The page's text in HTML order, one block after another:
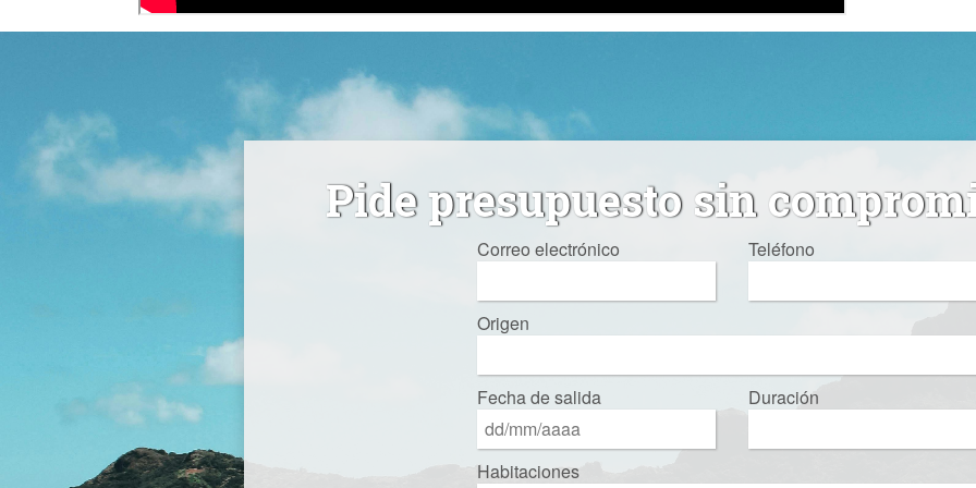
Pide presupuesto sin
Correo electrónico Teléfono
Origen
Fecha de salida Duración
Habitaciones